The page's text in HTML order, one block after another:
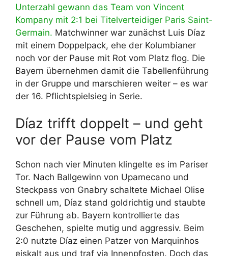
Unterzahl gewann das Team von Vincent
Kompany mit 2:1 bei Titelverteidiger Paris Saint-
Germain. Matchwinner war zunächst Luis Díaz
mit einem Doppelpack, ehe der Kolumbianer
noch vor der Pause mit Rot vom Platz flog. Die
Bayern übernehmen damit die Tabellenführung
in der Gruppe und marschieren weiter – es war
der 16. Pflichtspielsieg in Serie.
Díaz trifft doppelt – und geht
vor der Pause vom Platz
Schon nach vier Minuten klingelte es im Pariser
Tor. Nach Ballgewinn von Upamecano und
Steckpass von Gnabry schaltete Michael Olise
schnell um, Díaz stand goldrichtig und staubte
zur Führung ab. Bayern kontrollierte das
Geschehen, spielte mutig und aggressiv. Beim
2:0 nutzte Díaz einen Patzer von Marquinhos
eiskalt aus und traf via Innenpfosten. Doch das